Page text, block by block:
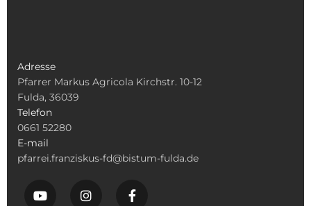
Adresse
Pfarrer Markus Agricola Kirchstr. 10-12
Fulda, 36039
Telefon
0661 52280
E-mail
pfarrei.franziskus-fd@bistum-fulda.de